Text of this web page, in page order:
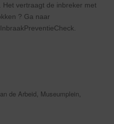
Het vertraagt de inbreker met
? Ga naar
de Arbeid, Museumplein,